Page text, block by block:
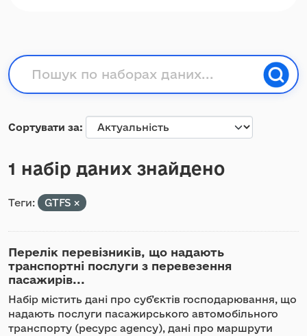
Сортувати за
1 набір даних знайдено
Теги: GTFS
Перелік перевізників, що надають
транспортні послуги з перевезення
пасажирів...
Набір містить дані про суб’єктів господарювання, що
надають послуги пасажирського автомобільного
транспорту (ресурс agency), дані про маршрути